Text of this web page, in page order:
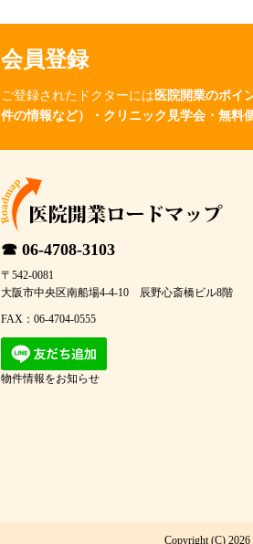
会員登録
ご登録されたドクターには 医院開業のポイ
件の情報など）・クリニック見学会・無料
☎ 06-4708-3103
〒542-0081
大阪市中央区南船場4-4-10 辰野心斎橋ビル8階
FAX：06-4704-0555
物件情報をお知らせ
Copyright (C) 2026